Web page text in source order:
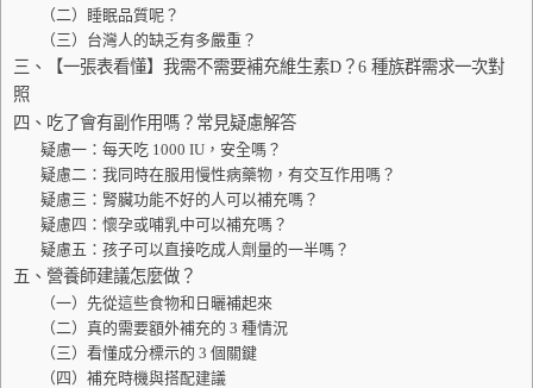
（二）睡眠品質呢？
（三）台灣人的缺乏有多嚴重？
三、【一張表看懂】我需不需要補充維生素D？6 種族群需求一次對
照
四、吃了會有副作用嗎？常見疑慮解答
疑慮一：每天吃 1000 IU，安全嗎？
疑慮二：我同時在服用慢性病藥物，有交互作用嗎？
疑慮三：腎臟功能不好的人可以補充嗎？
疑慮四：懷孕或哺乳中可以補充嗎？
疑慮五：孩子可以直接吃成人劑量的一半嗎？
五、營養師建議怎麼做？
（一）先從這些食物和日曬補起來
（二）真的需要額外補充的 3 種情況
（三）看懂成分標示的 3 個關鍵
（四）補充時機與搭配建議